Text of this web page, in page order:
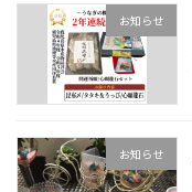
お知らせ
お知らせ